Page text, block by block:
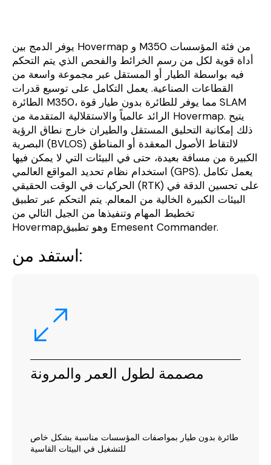
يوفر الدمج بين Hovermap و M350 من فئة المؤسسات
أداة قوية لكل من رسم الخرائط والفحص الذي يتم التحكم
فيه بواسطة الطيار أو المستقل عبر مجموعة واسعة من
القطاعات الصناعية. يعمل التكامل على توسيع قدرات
الطائرة M350، مما يوفر للطائرة بدون طيار قوة SLAM
الرائد عالمياً والاستقلالية المتقدمة من Hovermap. يتيح
ذلك إمكانية التحليق المستقل والطيران خارج نطاق الرؤية
البصرية (BVLOS) لالتقاط الأصول المعقدة أو المناطق
الكبيرة من مسافة بعيدة، حتى في البيئات التي لا يمكن فيها
استخدام نظام تحديد المواقع العالمي (GPS). يعمل تكامل
الحركيات في الوقت الحقيقي (RTK) على تحسين الدقة في
البيئات الكبيرة الخالية من المعالم. يتم التحكم عبر تطبيق
تخطيط المهام وتنفيذها من الجيل التالي من
Hovermapوهو تطبيق Emesent Commander.
استفد من:
مصممة لطول العمر والمرونة
طائرة بدون طيار بمواصفات المؤسسات مناسبة بشكل خاص
للتشغيل في البيئات القاسية